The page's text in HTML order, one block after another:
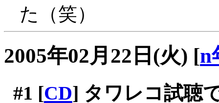
た（笑）
2005年02月22日(火) [n
#1 [CD] タワレコ試聴